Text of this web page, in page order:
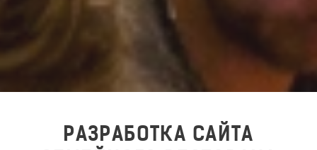
РАЗРАБОТКА САЙТА